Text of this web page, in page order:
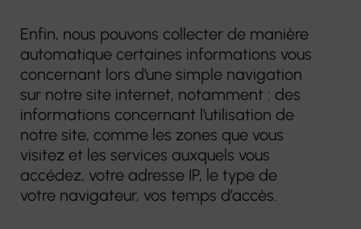
Enfin, nous pouvons collecter de manière
automatique certaines informations vous
concernant lors d’une simple navigation
sur notre site internet, notamment : des
informations concernant l’utilisation de
notre site, comme les zones que vous
visitez et les services auxquels vous
accédez, votre adresse IP, le type de
votre navigateur, vos temps d’accès.